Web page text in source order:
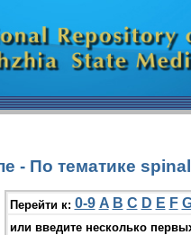
- По тематике
Перейти к: 0-9 A B C D E F
или введите несколько